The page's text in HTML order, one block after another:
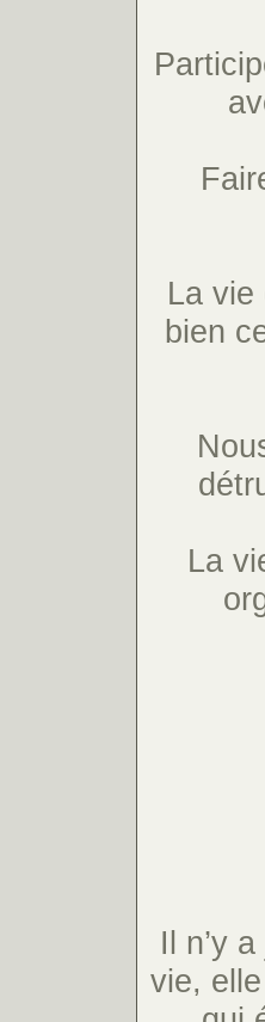
La
bien
La
Il n’y
vie,